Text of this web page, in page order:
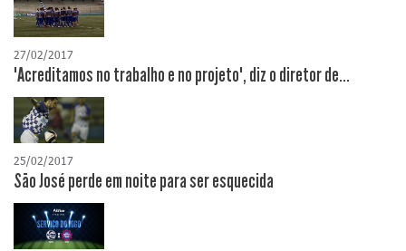
27/02/2017
"Acreditamos no trabalho e no projeto", diz o diretor de...
25/02/2017
São José perde em noite para ser esquecida